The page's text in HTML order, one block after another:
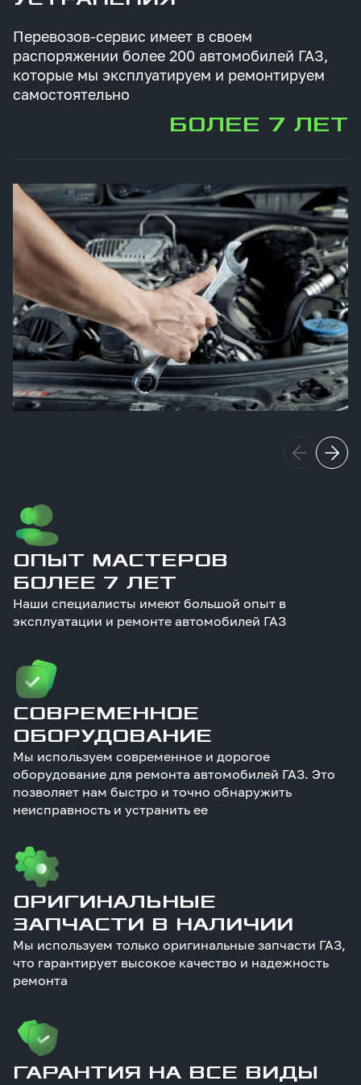
Перевозов-сервис имеет в своем
распоряжении более 200 автомобилей ГАЗ,
которые мы эксплуатируем и ремонтируем
самостоятельно
БОЛЕЕ 7 ЛЕТ
ОПЫТ МАСТЕРОВ
БОЛЕЕ 7 ЛЕТ
Наши специалисты имеют большой опыт в
эксплуатации и ремонте автомобилей ГАЗ
СОВРЕМЕННОЕ
ОБОРУДОВАНИЕ
Мы используем современное и дорогое
оборудование для ремонта автомобилей ГАЗ. Это
позволяет нам быстро и точно обнаружить
неисправность и устранить ее
ОРИГИНАЛЬНЫЕ
ЗАПЧАСТИ В НАЛИЧИИ
Мы используем только оригинальные запчасти ГАЗ,
что гарантирует высокое качество и надежность
ремонта
ГАРАНТИЯ НА ВСЕ ВИДЫ